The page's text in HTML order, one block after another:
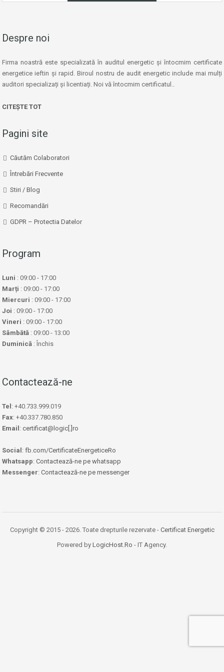
Despre noi
Firma noastră este specializată în auditul energetic și întocmim certificate
energetice ieftin și rapid. Biroul nostru de audit energetic include mai mulți
auditori specializați și licentiați. Noi vă întocmim certificatul..
CITEȘTE TOT
Pagini site
Căutăm Colaboratori
Întrebări Frecvente
Stiri / Blog
Recomandări
GDPR – Protectia Datelor
Program
Luni : 09:00 - 17:00
Marți : 09:00 - 17:00
Miercuri : 09:00 - 17:00
Joi : 09:00 - 17:00
Vineri : 09:00 - 17:00
Sâmbătă : 09:00 - 13:00
Duminică : Închis
Contactează-ne
Tel : +40.733.999.019
Fax: +40.337.780.850
Email : certificat@logic[.]ro
Social : fb.com/CertificateEnergeticeRo
Whatsapp: Contactează-ne pe whatsapp
Messenger: Contactează-ne pe messenger
Copyright © 2015 - 2026. Toate drepturile rezervate - Certificat Energetic
Powered by LogicHost.Ro - IT Agency.